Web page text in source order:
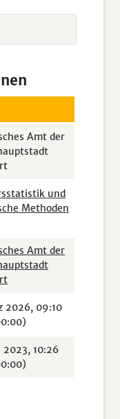
Amt der
und
Methoden
Amt der
2026, 09:10
2023, 10:26